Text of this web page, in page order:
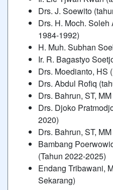
Drs. J. Soewito
Drs. H. Moch.
1984-1992)
H. Muh. Subhan
Ir. R. Bagastyo
Drs. Moedianto, HS
Drs. Abdul Rofiq
Drs. Bahrun, ST,
Drs. Djoko
2020)
Drs. Bahrun, ST,
Bambang
(Tahun 2022-2025)
Endang Tribawani,
Sekarang)